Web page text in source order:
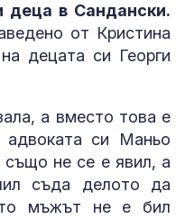
деца в Сандански.
от Кристина
децата си Георги
а вместо това е
адвоката си Маньо
също не се е явил, а
съда делото да
мъжът не е бил